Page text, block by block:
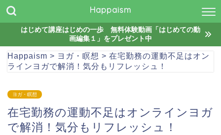
Happaism
はじめて講座はじめの一歩 無料体験動画「はじめての動
画編集１」をプレゼント中
Happaism > ヨガ・瞑想 > 在宅勤務の運動不足はオン
ラインヨガで解消！気分もリフレッシュ！
ヨガ・瞑想
在宅勤務の運動不足はオンラインヨガ
で解消！気分もリフレッシュ！